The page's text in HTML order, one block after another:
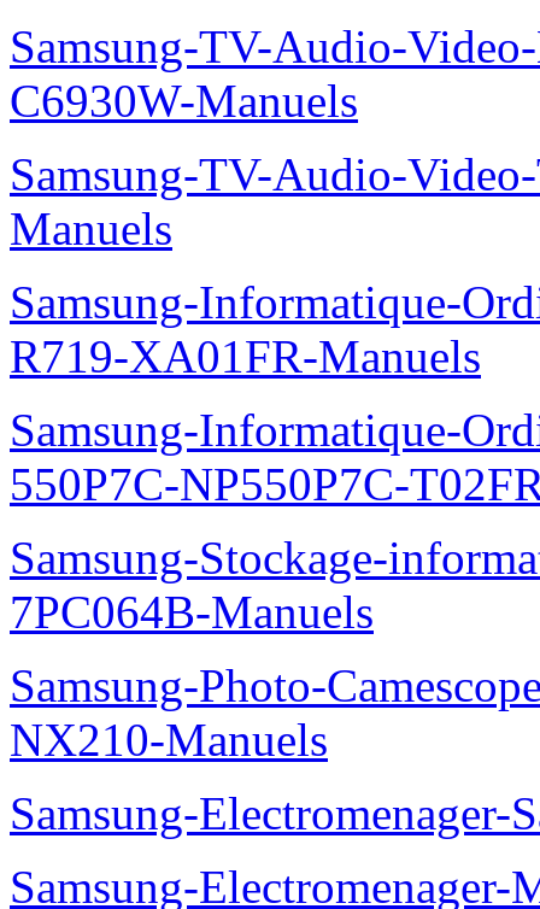
Samsung-TV-Audio-
C6930W-Manuels
Samsung-TV-Audio-
Manuels
Samsung-Informatique-
R719-XA01FR-Manuels
Samsung-Informatique-
550P7C-NP550P7C-
Samsung-Stockage-
7PC064B-Manuels
Samsung-Photo-
NX210-Manuels
Samsung-Electromenager-
Samsung-